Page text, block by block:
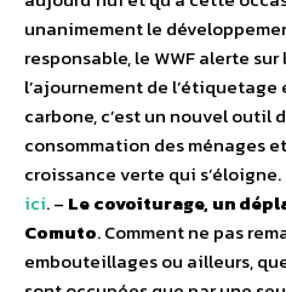
unanimement le
responsable, le WWF alerte
l’ajournement de
carbone, c’est un nouvel outil
consommation des ménages
croissance verte qui
ici. – Le covoiturage, un
Comuto. Comment ne pas
embouteillages ou ailleurs,